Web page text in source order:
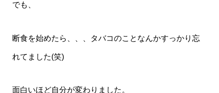
でも、
断食を始めたら、、、タバコのことなんかすっかり忘
れてました(笑)
面白いほど自分が変わりました。